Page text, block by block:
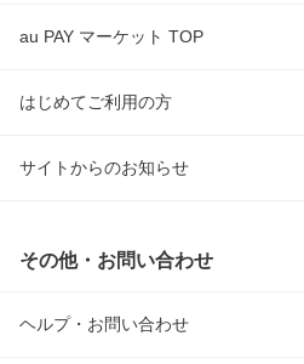
au PAY マーケット TOP
はじめてご利用の方
サイトからのお知らせ
その他・お問い合わせ
ヘルプ・お問い合わせ